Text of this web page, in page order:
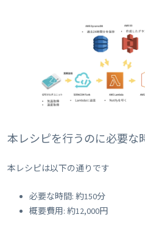
本レシピを行うのに必要な
本レシピは以下の通りです
必要な時間: 約150分
概要費用: 約12,000円